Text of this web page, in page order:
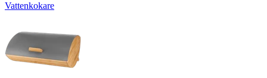
Vattenkokare